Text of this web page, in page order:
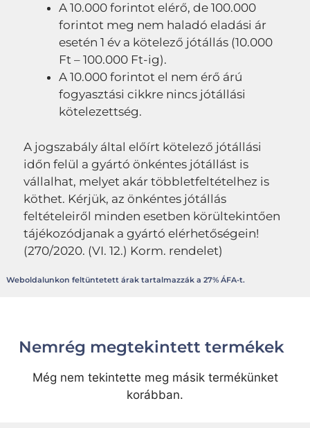
A 10.000 forintot elérő, de 100.000
forintot meg nem haladó eladási ár
esetén 1 év a kötelező jótállás (10.000
Ft – 100.000 Ft-ig).
A 10.000 forintot el nem érő árú
fogyasztási cikkre nincs jótállási
kötelezettség.
A jogszabály által előírt kötelező jótállási
időn felül a gyártó önkéntes jótállást is
vállalhat, melyet akár többletfeltételhez is
köthet. Kérjük, az önkéntes jótállás
feltételeiről minden esetben körültekintően
tájékozódjanak a gyártó elérhetőségein!
(270/2020. (VI. 12.) Korm. rendelet)
Weboldalunkon feltüntetett árak tartalmazzák a 27% ÁFA-t.
Nemrég megtekintett termékek
Még nem tekintette meg másik termékünket
korábban.